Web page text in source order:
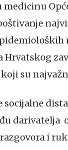
Hrvatskog
su
darivatelja
i